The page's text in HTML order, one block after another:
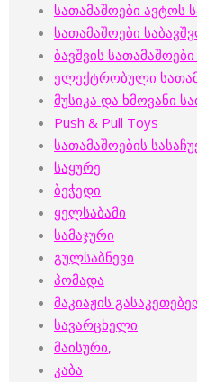
სათამაშოები ავტოს
სათამაშოები
ბავშვის
ელექტრობული
მუსიკა და ხმოვანი
Push & Pull Toys
სათამაშოების
საყურე
ბეჭედი
ყელსაბამი
სამაჯური
გულსაბნევი
პომადა
მაკიაჟის
სავარცხელი
მაისური,
კაბა